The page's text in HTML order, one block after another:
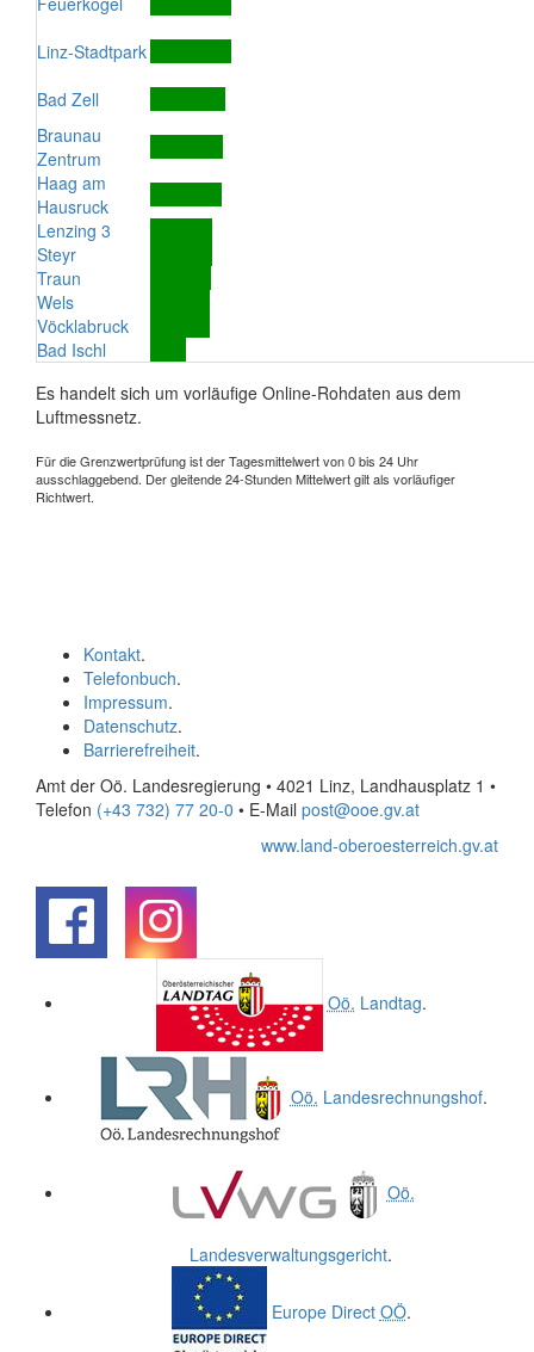
Linz-Stadtpark
Bad Zell
Braunau
Zentrum
Haag am
Hausruck
Lenzing 3
Steyr
Traun
Wels
Vöcklabruck
Bad Ischl
Es handelt sich um vorläufige Online-Rohdaten aus dem
Luftmessnetz.
Für die Grenzwertprüfung ist der Tagesmittelwert von 0 bis 24 Uhr
ausschlaggebend. Der gleitende 24-Stunden Mittelwert gilt als vorläufiger
Richtwert.
Kontakt.
Telefonbuch.
Impressum.
Datenschutz.
Barrierefreiheit.
Amt der Oö. Landesregierung • 4021 Linz, Landhausplatz 1 •
Telefon (+43 732) 77 20-0 • E-Mail post@ooe.gv.at
www.land-oberoesterreich.gv.at
Oö. Landtag.
Oö. Landesrechnungshof.
Oö.
Landesverwaltungsgericht.
Europe Direct OÖ.